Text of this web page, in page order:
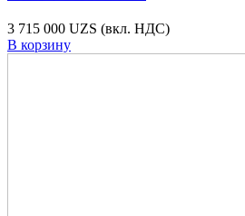
3 715 000 UZS (вкл. НДС)
В корзину